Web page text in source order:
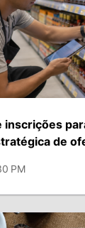
inscrições
de
PM